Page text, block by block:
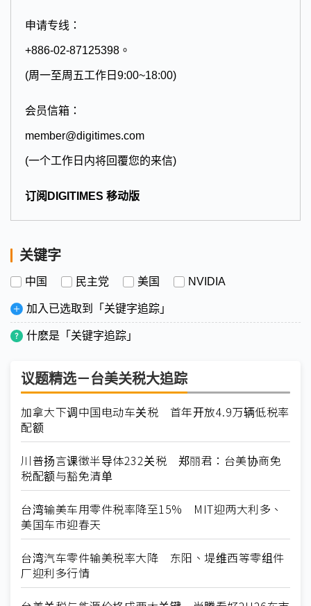
申请专线：
+886-02-87125398。
(周一至周五工作日9:00~18:00)
会员信箱：
member@digitimes.com
(一个工作日内将回覆您的来信)
订阅DIGITIMES 移动版
关键字
中国 民主党 美国 NVIDIA
加入已选取到「关键字追踪」
什麽是「关键字追踪」
议题精选－台美关税大追踪
加拿大下调中国电动车关税 首年开放4.9万辆低税率
配额
川普扬言课徵半导体232关税 郑丽君：台美协商免
税配额与豁免清单
台湾输美车用零件税率降至15% MIT迎两大利多、
美国车市迎春天
台湾汽车零件输美税率大降 东阳、堤维西等零组件
厂迎利多行情